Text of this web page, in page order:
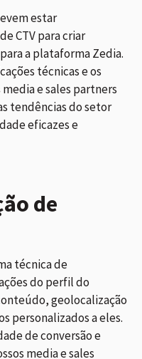
estar
CTV para criar
a plataforma Zedia.
técnicas e os
e sales partners
tendências do setor
eficazes e
de
técnica de
do perfil do
geolocalização
personalizados a eles.
de conversão e
media e sales